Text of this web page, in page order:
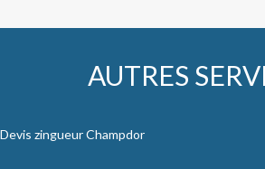
AUTRES
Devis zingueur Champdor